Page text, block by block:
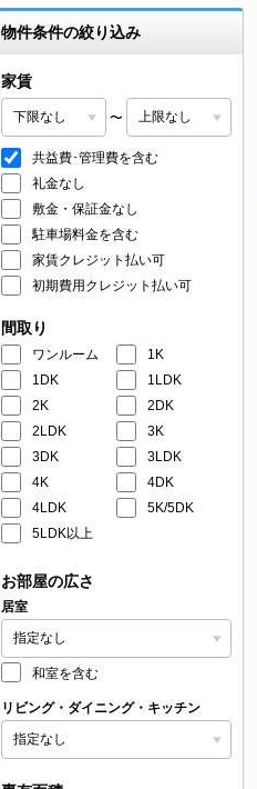
物件条件の絞り込み
家賃
〜
共益費･管理費を含む
礼金なし
敷金・保証金なし
駐車場料金を含む
家賃クレジット払い可
初期費用クレジット払い可
間取り
ワンルーム
1K
1DK
1LDK
2K
2DK
2LDK
3K
3DK
3LDK
4K
4DK
4LDK
5K/5DK
5LDK以上
お部屋の広さ
居室
和室を含む
リビング・ダイニング・キッチン